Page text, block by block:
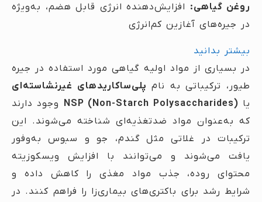
روغن گیاهی: افزایش‌دهنده انرژی قابل هضم، به‌ویژه
در جیره‌های آغازین کم‌انرژی
بیشتر بدانید
در بسیاری از مواد اولیه گیاهی مورد استفاده در جیره
طیور، ترکیباتی به نام پلی‌ساکاریدهای غیرنشاسته‌ای
یا NSP (Non-Starch Polysaccharides) وجود دارند
که به‌عنوان مواد ضدتغذیه‌ای شناخته می‌شوند. این
ترکیبات در غلاتی مثل گندم، جو و سبوس به‌وفور
یافت می‌شوند و می‌توانند با افزایش ویسکوزیته
محتوای روده، جذب مواد مغذی را کاهش داده و
شرایط رشد برای باکتری‌های بیماری‌زا را فراهم کنند. در